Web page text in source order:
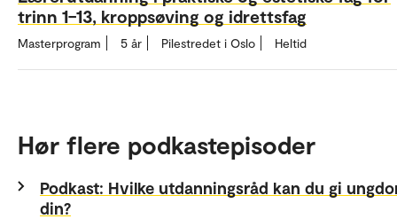
trinn 1–13, kroppsøving og idrettsfag
Masterprogram 5 år Pilestredet i Oslo Heltid
Hør flere podkastepisoder
Podkast: Hvilke utdanningsråd kan du gi
din?